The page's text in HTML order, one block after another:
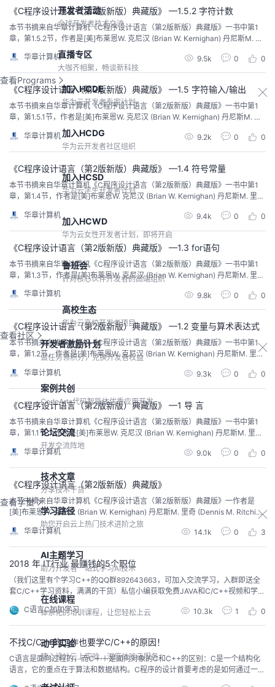
开发者活动
全球开发者技术交流
直播专区
大咖齐相聚，畅谈新科技
查看Programs
加入HCDE
华为云开发者专家计划
加入HCDG
华为云开发者社区组织
加入HCSD
华为云学生开发者计划
加入HCWD
华为云女性开发者计划，即将开启
鲁班会
针对核心伙伴开发者的高端组织
高校生态
华为云高校开发者项目
查看社区
开发者激励计划
做任务领积分，兑换开发者权益
案例共创
CodeArts代码智能体优秀应用开发
论坛交流
开发交流阵地
技术文章
分享技术干货
查看学堂
学习路径
助您开启云上热门技术进阶之旅
AI主题学习
助力开发者一站式学习AI技术
在线课程
体系化的培训课程，让您轻松上云
动手实验
精心设计云上实验，深度体验云服务
《C程序设计语言（第2版新版）典藏版》 —1.5.2 字符计数
本节书摘来自华章计算机《C程序设计语言（第2版新版）典藏版》一书中第1
章，第1.5.2节，作者是[美]布莱恩W. 克尼汉 (Brian W. Kernighan) 丹尼斯M. 里
奇 (Dennis M. Ritchie)，徐宝文 李志译 尤晋元 审校。
华章计算机
9.5k 0 0
《C程序设计语言（第2版新版）典藏版》 —1.5 字符输入/输出
本节书摘来自华章计算机《C程序设计语言（第2版新版）典藏版》一书中第1
章，第1.5.1节，作者是[美]布莱恩W. 克尼汉 (Brian W. Kernighan) 丹尼斯M. 里
奇 (Dennis M. Ritchie)，徐宝文 李志译 尤晋元 审校。
华章计算机
9.2k 0 0
《C程序设计语言（第2版新版）典藏版》 —1.4 符号常量
本节书摘来自华章计算机《C程序设计语言（第2版新版）典藏版》一书中第1
章，第1.4节，作者是[美]布莱恩W. 克尼汉 (Brian W. Kernighan) 丹尼斯M. 里奇
华章计算机
9.4k 0 0
《C程序设计语言（第2版新版）典藏版》 —1.3 for语句
本节书摘来自华章计算机《C程序设计语言（第2版新版）典藏版》一书中第1
章，第1.3节，作者是[美]布莱恩W. 克尼汉 (Brian W. Kernighan) 丹尼斯M. 里奇
华章计算机
9.8k 0 0
《C程序设计语言（第2版新版）典藏版》 —1.2 变量与算术表达式
本节书摘来自华章计算机《C程序设计语言（第2版新版）典藏版》一书中第1
章，第1.2节，作者是[美]布莱恩W. 克尼汉 (Brian W. Kernighan) 丹尼斯M. 里奇
华章计算机
9.3k 0 0
《C程序设计语言（第2版新版）典藏版》 —1 导 言
本节书摘来自华章计算机《C程序设计语言（第2版新版）典藏版》一书中第1
章，第1.1节，作者是[美]布莱恩W. 克尼汉 (Brian W. Kernighan) 丹尼斯M. 里奇
(Dennis M. Ritchie)，徐宝文 李志译 尤晋元 审校。
华章计算机
9.0k 0 0
《C程序设计语言（第2版新版）典藏版》
本节书摘来自华章计算机《C程序设计语言（第2版新版）典藏版》一作者是
[美]布莱恩W. 克尼汉 (Brian W. Kernighan) 丹尼斯M. 里奇 (Dennis M. Ritchi
e)，徐宝文 李志译 尤晋元 审校。
华章计算机
14.1k 0 3
2018 年 IT行业 最赚钱的5个职位
（我们这里有个学习C++的QQ群892643663，可加入交流学习，入群即送全
套C/C++学习资料，满满的干货）私信小编获取免费JAVA和C/C++视频和学习
资料，每天晚上还有免费公开课程学习哦，满满的干货！前言前几天看到一则
新闻，说是某著名科技公司的程序员在相亲节目中遭疯抢和一些招女婿的老妈
子们，虽未考证真假，但确实很多丈母娘都希望招到一个程序员女婿，为什么
C语言C加加学习 10.3k 1 0
不找C/C++的工作也要学C/C++的原因！
C语言是面向过程的，而C＋＋是面向对象的C和C++的区别：C是一个结构化
语言，它的重点在于算法和数据结构。C程序的设计首要考虑的是如何通过一个
过程，对输入（或环境条件）进行运算处理得到输出（或实现过程（事务）控